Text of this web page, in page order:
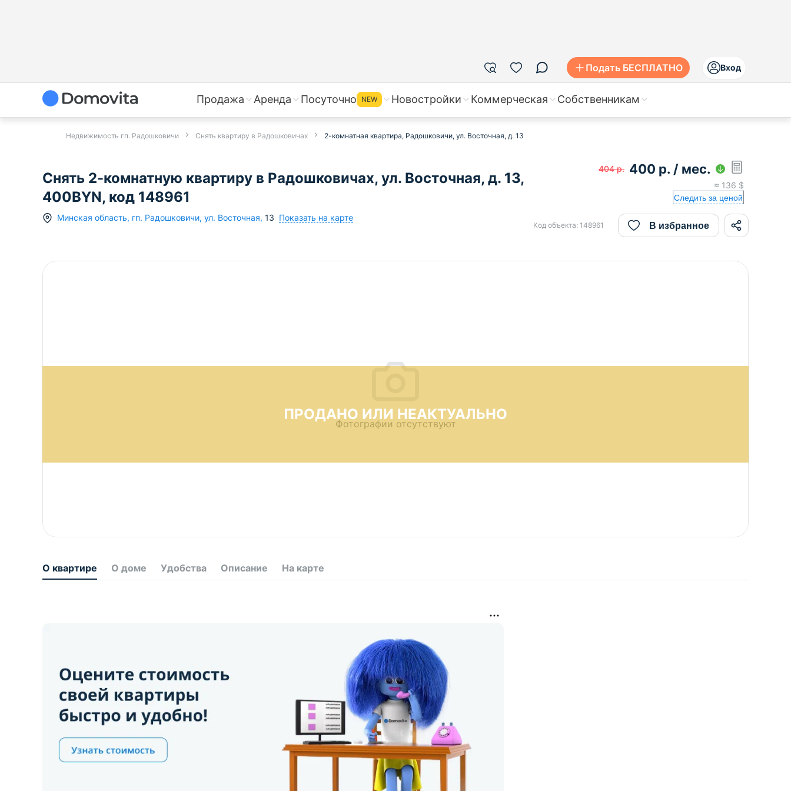
Подать БЕСПЛАТНО Вход
Продажа Аренда Посуточно NEW Новостройки Коммерческая Собственникам
Недвижимость гп. Радошковичи Снять квартиру в Радошковичах 2-комнатная квартира, Радошковичи, ул. Восточная, д. 13
Снять 2-комнатную квартиру в Радошковичах, ул. Восточная, д. 13,
400BYN, код 148961
Минская область, гп. Радошковичи, ул. Восточная, 13 Показать на карте
404 р. 400 р. / мес.
≈ 136 $
Следить за ценой
Код объекта: 148961 В избранное
ПРОДАНО ИЛИ НЕАКТУАЛЬНО
Фотографии отсутствуют
О квартире О доме Удобства Описание На карте